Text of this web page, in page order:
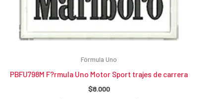
Fórmula Uno
PBFU798M F?rmula Uno Motor Sport trajes de carrera
$8.000